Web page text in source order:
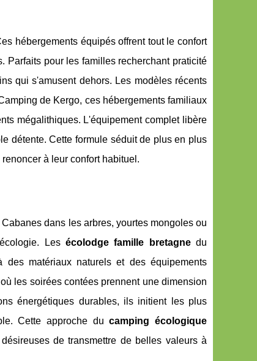
hébergements équipés offrent tout le confort
Parfaits pour les familles recherchant praticité
qui s'amusent dehors. Les modèles récents
de Kergo, ces hébergements familiaux
mégalithiques. L'équipement complet libère
détente. Cette formule séduit de plus en plus
renoncer à leur confort habituel.
dans les arbres, yourtes mongoles ou
Les écolodge famille bretagnedu
matériaux naturels et des équipements
les soirées contées prennent une dimension
énergétiques durables, ils initient les plus
Cette approche ducamping écologique
de transmettre de belles valeurs à